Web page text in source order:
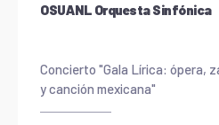
OSUANL Orquesta Sinfónica
Concierto "Gala Lírica: ópera,
y canción mexicana"